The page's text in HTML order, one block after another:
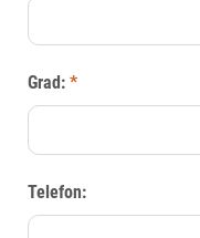
Grad: *
Telefon: